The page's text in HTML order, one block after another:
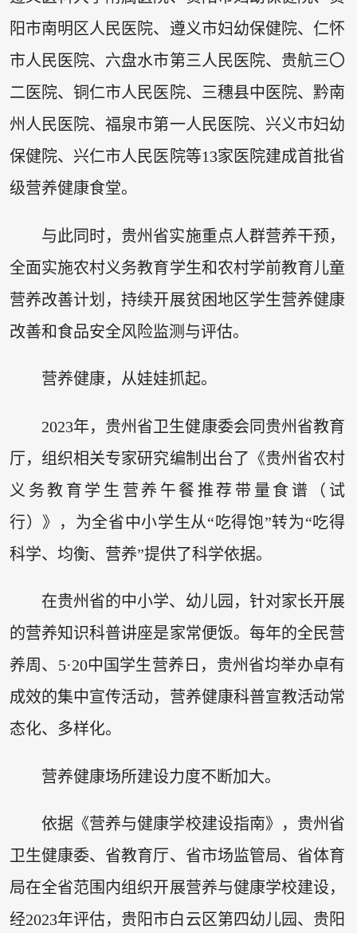
阳市南明区人民医院、遵义市妇幼保健院、仁怀
市人民医院、六盘水市第三人民医院、贵航三〇
二医院、铜仁市人民医院、三穗县中医院、黔南
州人民医院、福泉市第一人民医院、兴义市妇幼
保健院、兴仁市人民医院等13家医院建成首批省
级营养健康食堂。
与此同时，贵州省实施重点人群营养干预，
全面实施农村义务教育学生和农村学前教育儿童
营养改善计划，持续开展贫困地区学生营养健康
改善和食品安全风险监测与评估。
营养健康，从娃娃抓起。
2023年，贵州省卫生健康委会同贵州省教育
厅，组织相关专家研究编制出台了《贵州省农村
义务教育学生营养午餐推荐带量食谱（试
行）》，为全省中小学生从“吃得饱”转为“吃得
科学、均衡、营养”提供了科学依据。
在贵州省的中小学、幼儿园，针对家长开展
的营养知识科普讲座是家常便饭。每年的全民营
养周、5·20中国学生营养日，贵州省均举办卓有
成效的集中宣传活动，营养健康科普宣教活动常
态化、多样化。
营养健康场所建设力度不断加大。
依据《营养与健康学校建设指南》，贵州省
卫生健康委、省教育厅、省市场监管局、省体育
局在全省范围内组织开展营养与健康学校建设，
经2023年评估，贵阳市白云区第四幼儿园、贵阳